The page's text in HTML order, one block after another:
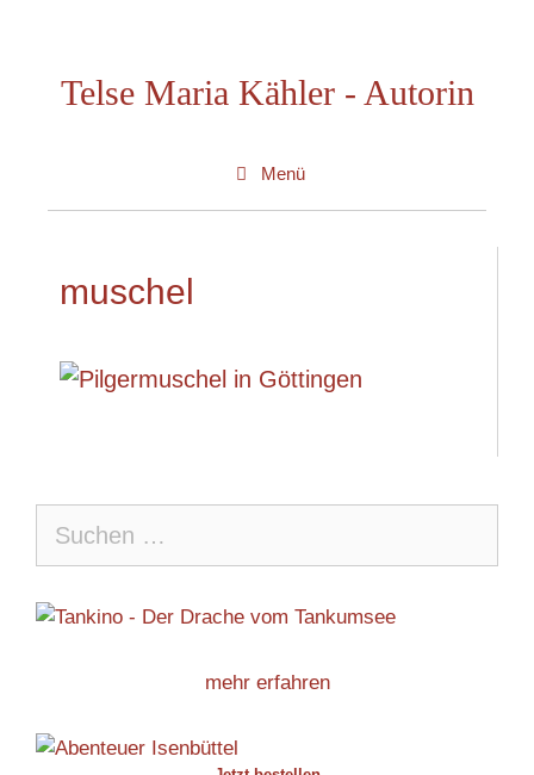
springenTelse Maria Kähler - Autorin
Menü
muschel
nach:
mehr erfahren